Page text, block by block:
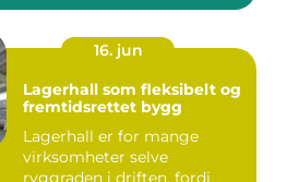
16. jun
Lagerhall som fleksibelt og
fremtidsrettet bygg
Lagerhall er for mange
virksomheter selve
ryggraden i driften, fordi